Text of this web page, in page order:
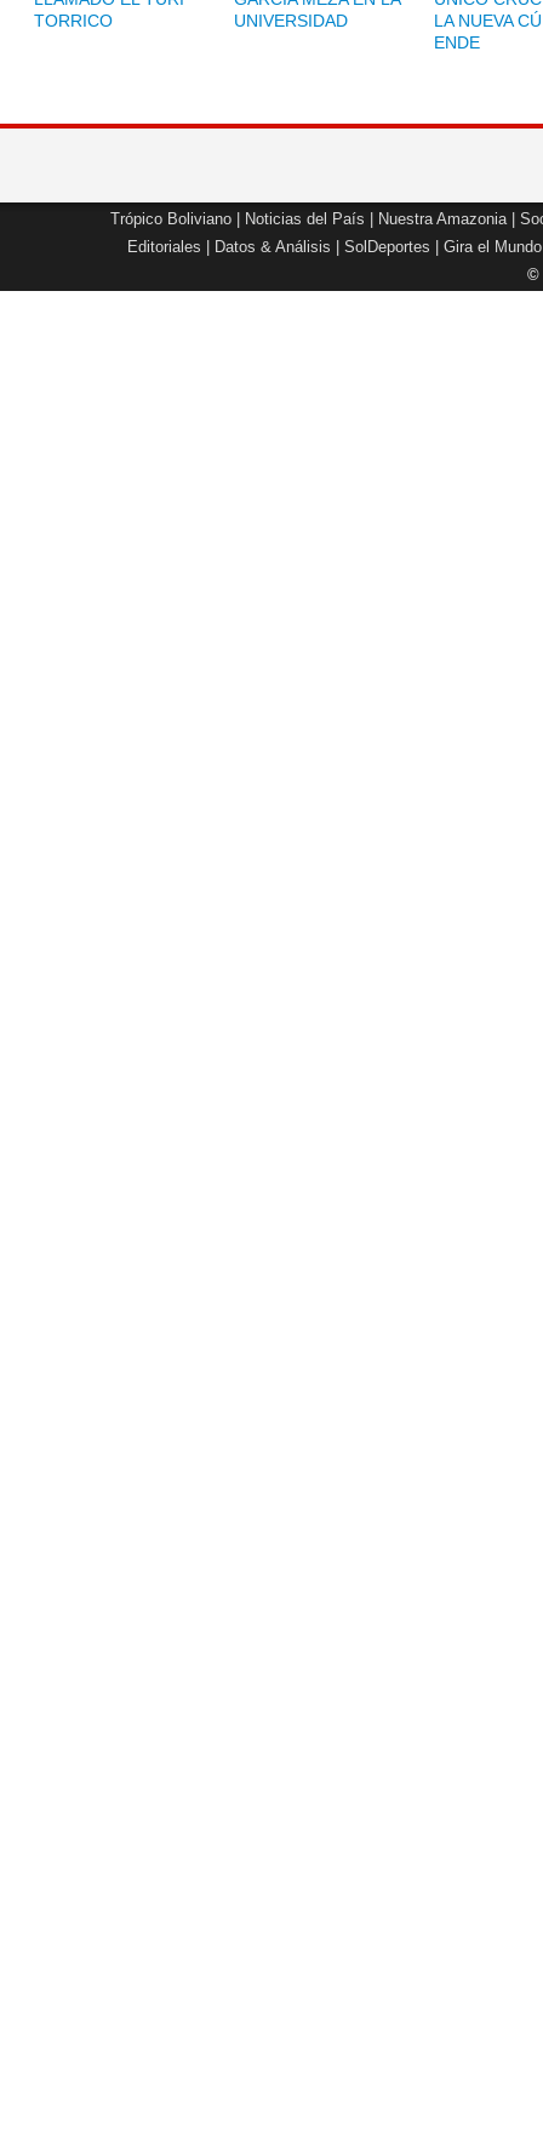
TORRICO
UNIVERSIDAD
LA NUEVA
ENDE
Trópico Boliviano Noticias del País Nuestra Amazonia|
Editoriales
Datos & Análisis SolDeportes Gira el Mundo
©